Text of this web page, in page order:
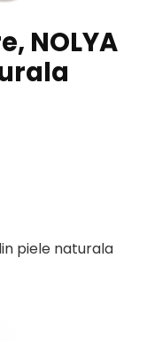
NOLYA
piele naturala